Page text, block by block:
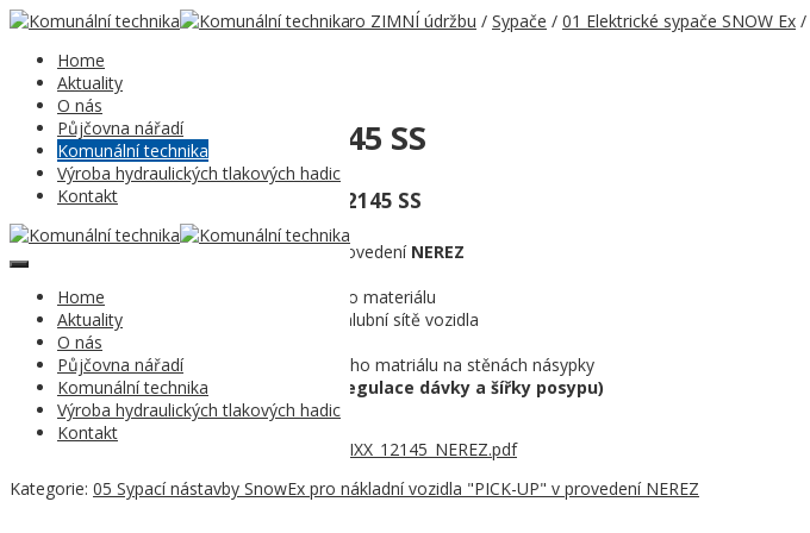
Home
Aktuality
O nás
Půjčovna nářadí
Komunální technika
Výroba hydraulických tlakových hadic
Kontakt
Home
Aktuality
O nás
Půjčovna nářadí
Komunální technika
Výroba hydraulických tlakových hadic
Kontakt
Domů/Komunální technika/06 Technika pro ZIMNÍ údržbu / Sypače / 01 Elektrické sypače SNOW Ex /
02 SnowEx Helixx 12145 SS
Sypací nástavba SnowEx Helixx 12145 SS
posypového materiálu v provedení NEREZ
vhodný pro všechny druhy posypového materiálu
patentovaný
od palubní sítě vozidla
rozmetadlo
vibrační zařízení proti ulpění posypového matriálu na stěnách násypky
digitální ovládání z místa řidiče (regulace dávky a šířky posypu)
hmotnost prázdné nástavby 87 kg
Produktový_list_WEB_02_2023_SnowEX_HELIXX_12145_NEREZ.pdf
Kategorie: 05 Sypací nástavby SnowEx pro nákladní vozidla "PICK-UP" v provedení NEREZ